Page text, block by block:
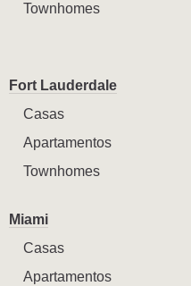
Townhomes
Fort Lauderdale
Casas
Apartamentos
Townhomes
Miami
Casas
Apartamentos